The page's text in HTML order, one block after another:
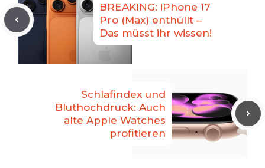
BREAKING: iPhone 17
Pro (Max) enthüllt –
Das müsst ihr wissen!
Schlafindex und
Bluthochdruck: Auch
alte Apple Watches
profitieren